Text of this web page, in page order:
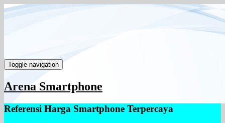
Toggle navigation
Arena Smartphone
Referensi Harga Smartphone Terpercaya